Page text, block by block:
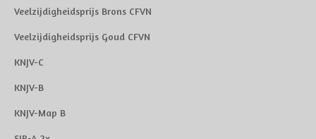
Veelzijdigheidsprijs Brons CFVN
Veelzijdigheidsprijs Goud CFVN
KNJV-C
KNJV-B
KNJV-Map B